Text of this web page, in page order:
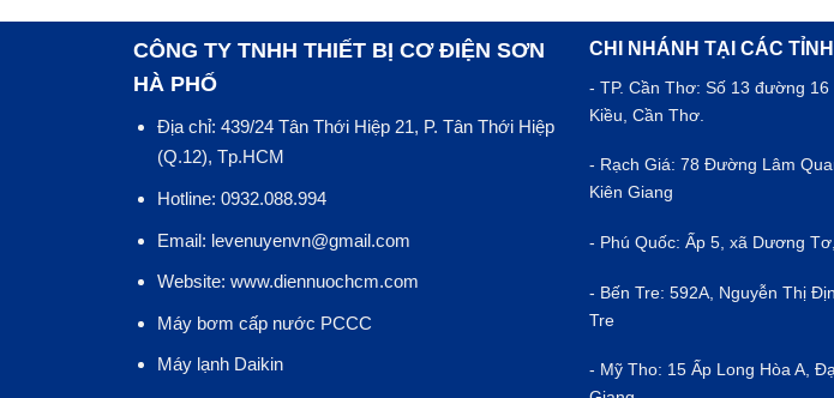
CÔNG TY TNHH THIẾT BỊ CƠ ĐIỆN SƠN
HÀ PHỐ
Địa chỉ: 439/24 Tân Thới Hiệp 21, P. Tân Thới Hiệp
(Q.12), Tp.HCM
Hotline: 0932.088.994
Email: levenuyenvn@gmail.com
Website: www.diennuochcm.com
Máy bơm cấp nước PCCC
Máy lạnh Daikin
CHI NHÁNH TẠI CÁC
- TP.Cần Thơ: Số 13 đường 16
Kiều, Cần Thơ.
- Rạch Giá: 78 Đường Lâm
Kiên Giang
- Phú Quốc: Ấp 5, xã Dương
- Bến Tre: 592A, Nguyễn Thị
Tre
- Mỹ Tho: 15 Ấp Long Hòa A,